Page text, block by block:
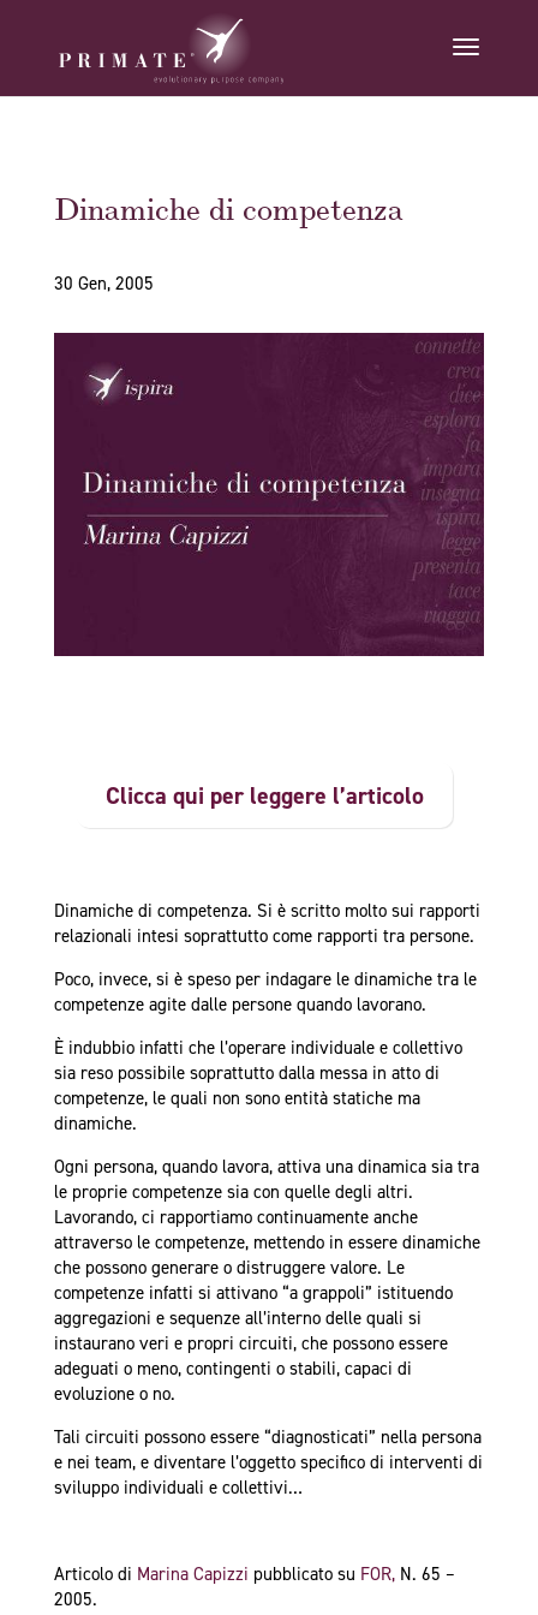
Dinamiche di competenza
30 Gen, 2005
Clicca qui per leggere l’articolo
Dinamiche di competenza. Si è scritto molto sui rapporti
relazionali intesi soprattutto come rapporti tra persone.
Poco, invece, si è speso per indagare le dinamiche tra le
competenze agite dalle persone quando lavorano.
È indubbio infatti che l’operare individuale e collettivo
sia reso possibile soprattutto dalla messa in atto di
competenze, le quali non sono entità statiche ma
dinamiche.
Ogni persona, quando lavora, attiva una dinamica sia tra
le proprie competenze sia con quelle degli altri.
Lavorando, ci rapportiamo continuamente anche
attraverso le competenze, mettendo in essere dinamiche
che possono generare o distruggere valore. Le
competenze infatti si attivano “a grappoli” istituendo
aggregazioni e sequenze all’interno delle quali si
instaurano veri e propri circuiti, che possono essere
adeguati o meno, contingenti o stabili, capaci di
evoluzione o no.
Tali circuiti possono essere “diagnosticati” nella persona
e nei team, e diventare l’oggetto specifico di interventi di
sviluppo individuali e collettivi…
Articolo di Marina Capizzi pubblicato su FOR,N. 65 –
2005.